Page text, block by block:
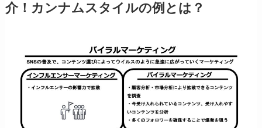
介！カンナムスタイルの例とは？